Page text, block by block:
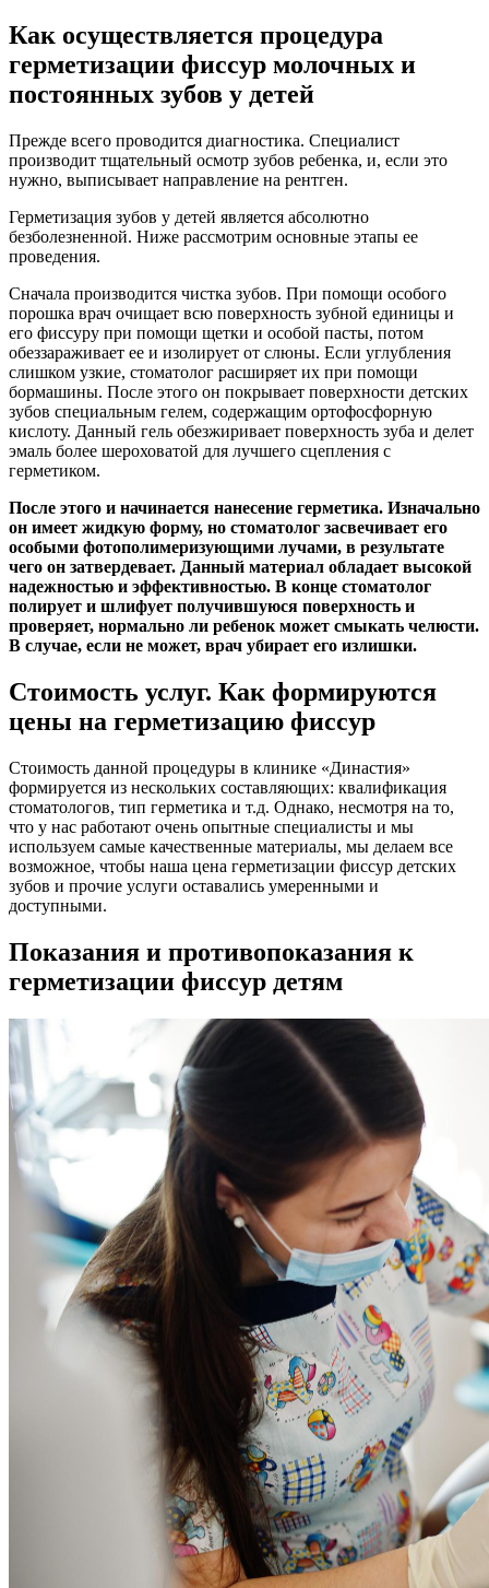
Как осуществляется процедура
герметизации фиссур молочных и
постоянных зубов у детей
Прежде всего проводится диагностика. Специалист
производит тщательный осмотр зубов ребенка, и, если это
нужно, выписывает направление на рентген.
Герметизация зубов у детей является абсолютно
безболезненной. Ниже рассмотрим основные этапы ее
проведения.
Сначала производится чистка зубов. При помощи особого
порошка врач очищает всю поверхность зубной единицы и
его фиссуру при помощи щетки и особой пасты, потом
обеззараживает ее и изолирует от слюны. Если углубления
слишком узкие, стоматолог расширяет их при помощи
бормашины. После этого он покрывает поверхности детских
зубов специальным гелем, содержащим ортофосфорную
кислоту. Данный гель обезжиривает поверхность зуба и делет
эмаль более шероховатой для лучшего сцепления с
герметиком.
После этого и начинается нанесение герметика. Изначально
он имеет жидкую форму, но стоматолог засвечивает его
особыми фотополимеризующими лучами, в результате
чего он затвердевает. Данный материал обладает высокой
надежностью и эффективностью. В конце стоматолог
полирует и шлифует получившуюся поверхность и
проверяет, нормально ли ребенок может смыкать челюсти.
В случае, если не может, врач убирает его излишки.
Стоимость услуг. Как формируются
цены на герметизацию фиссур
Стоимость данной процедуры в клинике «Династия»
формируется из нескольких составляющих: квалификация
стоматологов, тип герметика и т.д. Однако, несмотря на то,
что у нас работают очень опытные специалисты и мы
используем самые качественные материалы, мы делаем все
возможное, чтобы наша цена герметизации фиссур детских
зубов и прочие услуги оставались умеренными и
доступными.
Показания и противопоказания к
герметизации фиссур детям